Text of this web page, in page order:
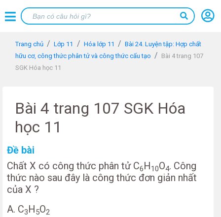
Trang chủ Lớp 11 Hóa lớp 11
Bài 24. Luyện tập: Hợp chất
hữu cơ, công thức phân tử và công thức cấu tạo
Bài 4 trang 107
SGK Hóa học 11
Bài 4 trang 107 SGK Hóa
học 11
Đề bài
Chất X có công thức phân tử C6H10O4. Công
thức nào sau đây là công thức đơn giản nhất
của X ?
A. C3H5O2